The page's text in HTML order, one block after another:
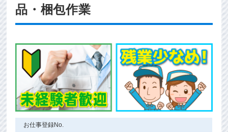
品・梱包作業
お仕事登録No.